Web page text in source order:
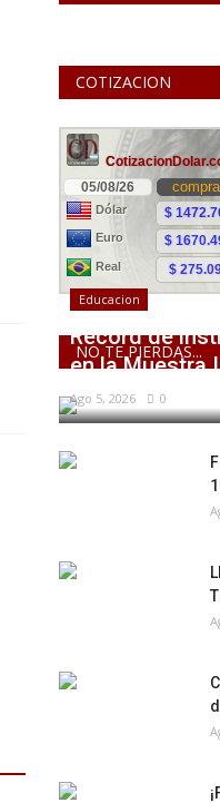
COTIZACION
NO TE PIERDAS...
Educacion
Récord de
en la Muestra
Ago 5, 2026 0